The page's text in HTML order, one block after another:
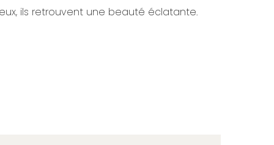
ils retrouvent une beauté éclatante.